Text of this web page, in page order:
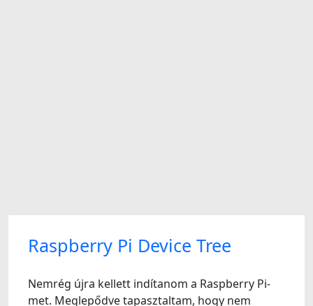
Raspberry Pi Device Tree
Nemrég újra kellett indítanom a Raspberry Pi-
met. Meglepődve tapasztaltam, hogy nem